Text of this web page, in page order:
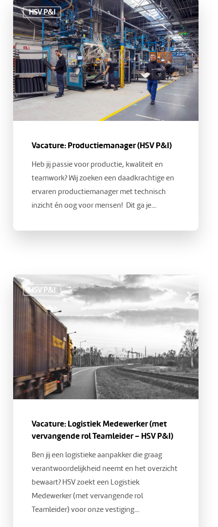
HSV P&I
Vacature:
Productiemanager
(HSV
P&I)
Vacature: Productiemanager (HSV P&I)
Heb jij passie voor productie, kwaliteit en
teamwork? Wij zoeken een daadkrachtige en
ervaren productiemanager met technisch
inzicht én oog voor mensen! Dit ga je…
HSV P&I
Vacature:
Logistiek
Medewerker
vervangende
Teamleider
–
HSV
Vacature: Logistiek Medewerker (met
vervangende rol Teamleider – HSV P&I)
Ben jij een logistieke aanpakker die graag
verantwoordelijkheid neemt en het overzicht
bewaart? HSV zoekt een Logistiek
Medewerker (met vervangende rol
Teamleider) voor onze vestiging…